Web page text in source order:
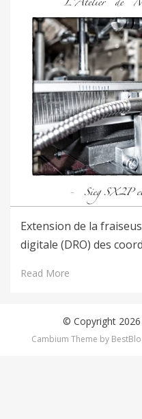
Extension de la
digitale (DRO) des
Read More
© Copyright 2026
Cambium Theme by